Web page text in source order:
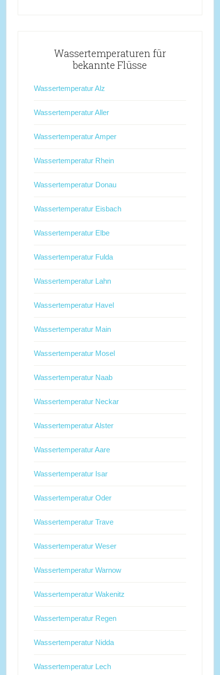
Wassertemperaturen für
bekannte Flüsse
Wassertemperatur Alz
Wassertemperatur Aller
Wassertemperatur Amper
Wassertemperatur Rhein
Wassertemperatur Donau
Wassertemperatur Eisbach
Wassertemperatur Elbe
Wassertemperatur Fulda
Wassertemperatur Lahn
Wassertemperatur Havel
Wassertemperatur Main
Wassertemperatur Mosel
Wassertemperatur Naab
Wassertemperatur Neckar
Wassertemperatur Alster
Wassertemperatur Aare
Wassertemperatur Isar
Wassertemperatur Oder
Wassertemperatur Trave
Wassertemperatur Weser
Wassertemperatur Warnow
Wassertemperatur Wakenitz
Wassertemperatur Regen
Wassertemperatur Nidda
Wassertemperatur Lech